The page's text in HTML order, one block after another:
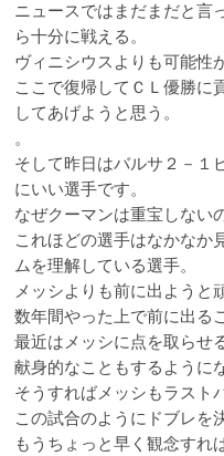
ニュースではまだまだと言
ら十分に戦える。
ヴィニシウスよりも可能性
ここで復帰してＣＬ優勝に
してあげようと思う。
。
そして昨日はバルサ２－１
にいい選手です。
なぜクーマンは重宝しない
これほどの選手はなかなか
ムを理解している選手。
メッシよりも前に出ようと
数年間やった上で前に出る
最近はメッシに点を取らせ
献身的なこともするように
そうすればメッシもラスト
この試合のようにドブレを
もうちょっと早く観念すれ